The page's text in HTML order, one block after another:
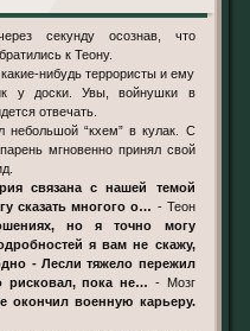
к Теону.
нибудь террористы и ему
у доски. Увы, войнушки в
отвечать.
небольшой “кхем” в кулак. С
мгновенно принял свой
связана с нашей темой
сказать многого о… - Теон
но я точно могу
я вам не скажу,
- Лесли тяжело пережил
рисковал, пока не… - Мозг
окончил военную карьеру.